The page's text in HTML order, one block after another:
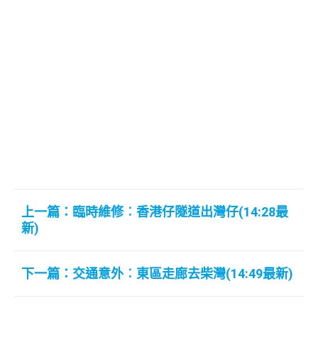
上一篇：臨時維修︰香港仔隧道出灣仔(14:28最
新)
下一篇：交通意外︰東區走廊去柴灣(14:49最新)